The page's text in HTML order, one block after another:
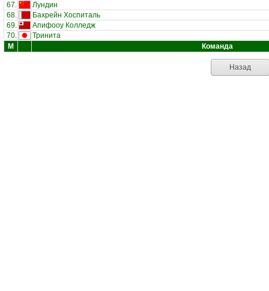
67.
Лундин
68.
Бахрейн Хоспиталь
69.
Апифооу Колледж
70.
Тринита
М
Команда
Назад